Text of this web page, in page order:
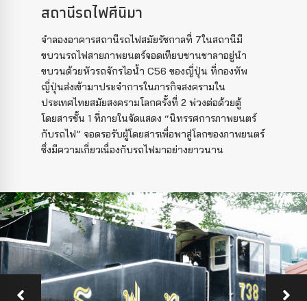
สถานีรถไฟศีนิมา
จำลองอาคารสถานีรถไฟสมัยรัชกาลที่ 7ในสถานีมี
ขบวนรถไฟสายภาพยนตร์จอดเทียบชานชาลาอยู่นำ
ขบวนด้วยหัวรถจักรไอน้ำ C56 ของญี่ปุ่น ที่กองทัพ
ญี่ปุ่นส่งเข้ามาประจำการในภารกิจสงครามใน
ประเทศไทยสมัยสงครามโลกครั้งที่ 2 พ่วงต่อด้วยตู้
โดยสารชั้น 1 ที่ภายในจัดแสดง “นิทรรศการภาพยนตร์
กับรถไฟ” จอดรอรับผู้โดยสารเพื่อพาสู่โลกของภาพยนตร์
ซึ่งมีความเกี่ยวเนื่องกับรถไฟมาอย่างยาวนาน